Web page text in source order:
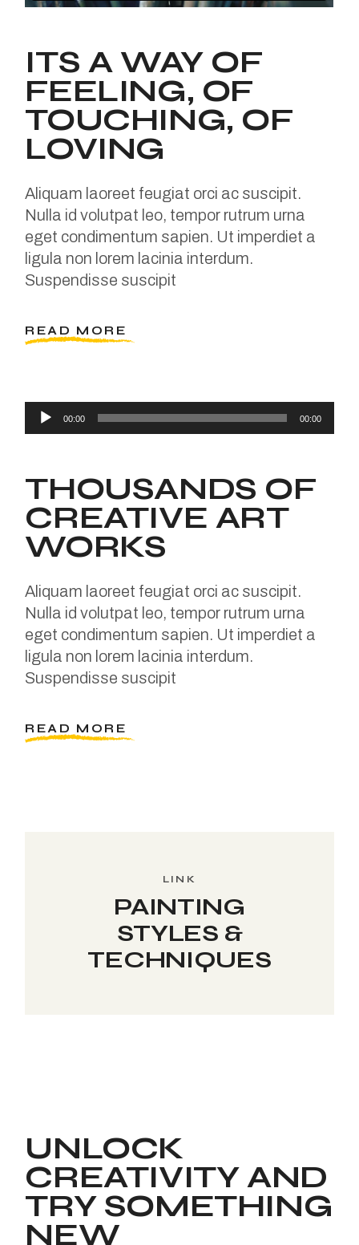
ITS A WAY OF
FEELING, OF
TOUCHING, OF
LOVING
Aliquam laoreet feugiat orci ac suscipit.
Nulla id volutpat leo, tempor rutrum urna
eget condimentum sapien. Ut imperdiet a
ligula non lorem lacinia interdum.
Suspendisse suscipit
READ MORE
Audio
Player
00:00 00:00
THOUSANDS OF
CREATIVE ART
WORKS
Aliquam laoreet feugiat orci ac suscipit.
Nulla id volutpat leo, tempor rutrum urna
eget condimentum sapien. Ut imperdiet a
ligula non lorem lacinia interdum.
Suspendisse suscipit
READ MORE
LINK
PAINTING
STYLES &
TECHNIQUES
UNLOCK
CREATIVITY AND
TRY SOMETHING
NEW